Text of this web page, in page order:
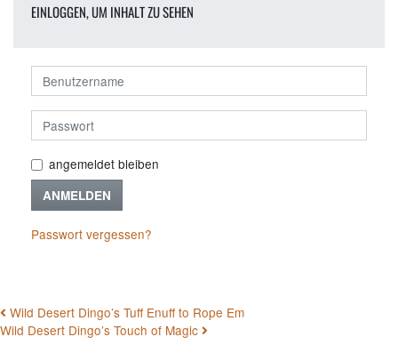
EINLOGGEN, UM INHALT ZU SEHEN
angemeldet bleiben
ANMELDEN
Passwort vergessen?
BEITRAGSNAVIGATION
Wild Desert Dingo’s Tuff Enuff to Rope Em
Wild Desert Dingo’s Touch of Magic